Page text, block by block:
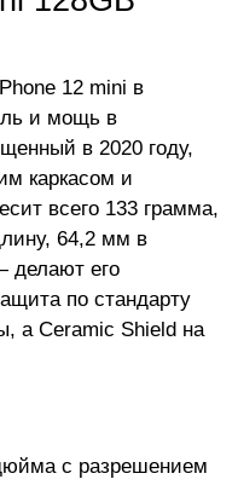
12 mini в
и мощь в
в 2020 году,
каркасом и
всего 133 грамма,
64,2 мм в
его
по стандарту
а Ceramic Shield на
с разрешением